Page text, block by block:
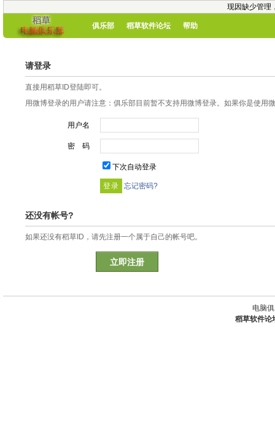
现因缺少管理
俱乐部 稻草软件论坛 帮助
请登录
直接用稻草ID登陆即可。
用微博登录的用户请注意：俱乐部目前暂不支持用微博登录。如果你是使用
用户名
密 码
下次自动登录
忘记密码?
还没有帐号?
如果还没有稻草ID，请先注册一个属于自己的帐号吧。
立即注册
电脑
稻草软件论